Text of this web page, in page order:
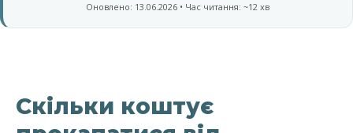
Оновлено: 13.06.2026 • Час читання: ~12 хв
Скільки коштує